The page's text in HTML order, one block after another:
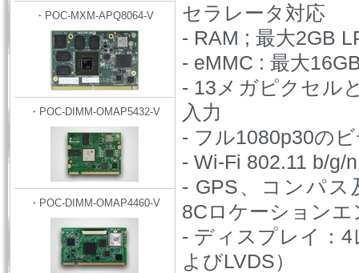
・POC-MXM-APQ8064-V
・POC-DIMM-OMAP5432-V
・POC-DIMM-OMAP4460-V
セラレータ対応
- RAM ; 最大2GB
- eMMC : 最大
- 13メガピクセル
入力
- フル1080p30の
- Wi-Fi 802.11 b/g/
- GPS、コンパス
8Cロケーションエ
- ディスプレイ：
よびLVDS）